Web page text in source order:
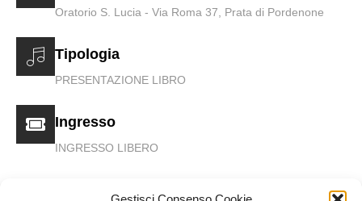
Oratorio S. Lucia - Via Roma 37, Prata di Pordenone
Tipologia
PRESENTAZIONE LIBRO
Ingresso
INGRESSO LIBERO